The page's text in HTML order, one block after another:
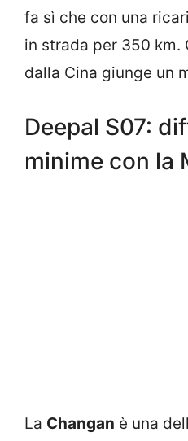
fa sì che con una
in strada per 350 km.
dalla Cina giunge un
Deepal S07:
minime con la
La Changan è una